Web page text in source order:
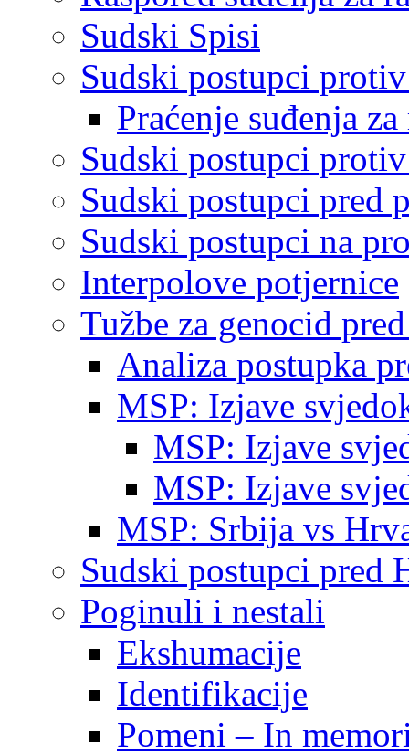
Sudski Spisi
Sudski postupci
Praćenje suđenja
Sudski postupci
Sudski postupci pred
Sudski postupci na
Interpolove potjernice
Tužbe za genocid
Analiza postupka
MSP: Izjave
MSP: Izjave
MSP: Izjave
MSP: Srbija vs
Sudski postupci pred
Poginuli i nestali
Ekshumacije
Identifikacije
Pomeni – In